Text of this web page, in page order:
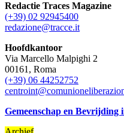
Redactie Traces Magazine
(+39) 02 92945400
redazione@tracce.it
Hoofdkantoor
Via Marcello Malpighi 2
00161, Roma
(+39) 06 44252752
Gemeenschap en Bevrijding